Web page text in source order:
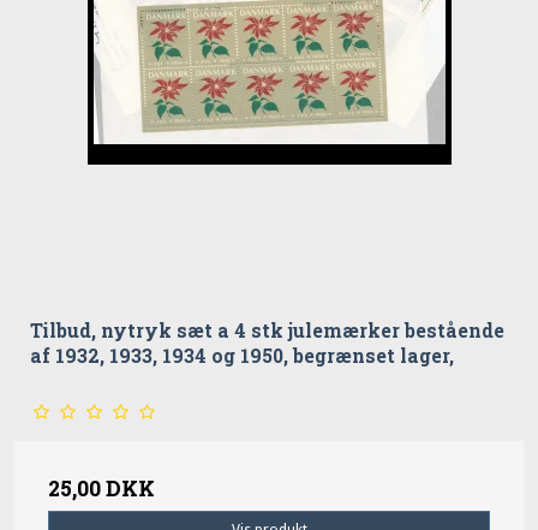
Tilbud, nytryk sæt a 4 stk julemærker bestående
af 1932, 1933, 1934 og 1950, begrænset lager,
25,00 DKK